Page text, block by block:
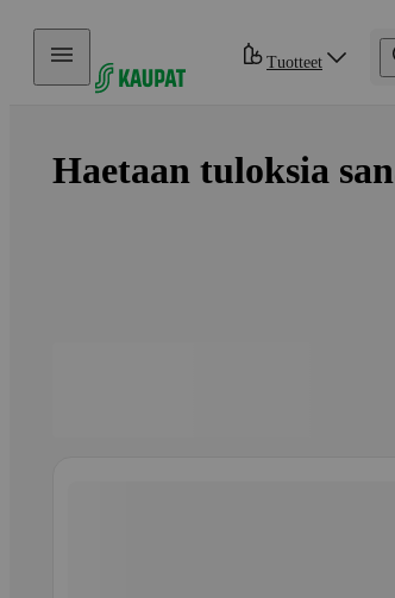
Hyppää sisältöön
Tuotteet
Haetaan tuloksia